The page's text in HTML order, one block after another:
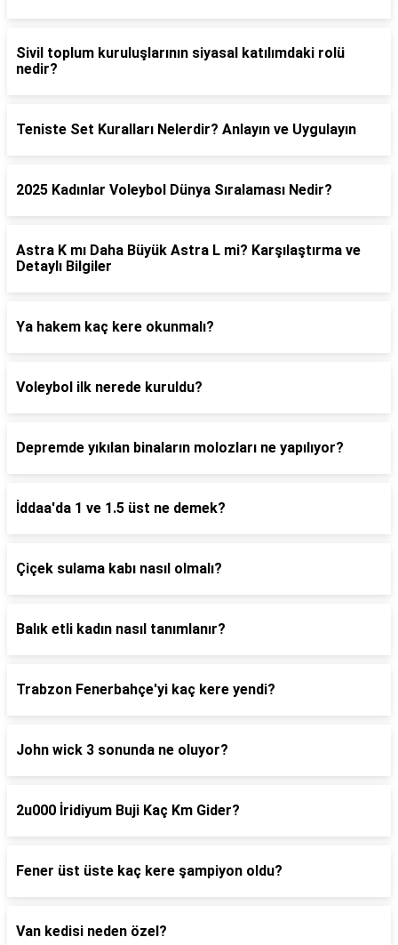
Sivil toplum kuruluşlarının siyasal katılımdaki rolü
nedir?
Teniste Set Kuralları Nelerdir? Anlayın ve Uygulayın
2025 Kadınlar Voleybol Dünya Sıralaması Nedir?
Astra K mı Daha Büyük Astra L mi? Karşılaştırma ve
Detaylı Bilgiler
Ya hakem kaç kere okunmalı?
Voleybol ilk nerede kuruldu?
Depremde yıkılan binaların molozları ne yapılıyor?
İddaa'da 1 ve 1.5 üst ne demek?
Çiçek sulama kabı nasıl olmalı?
Balık etli kadın nasıl tanımlanır?
Trabzon Fenerbahçe'yi kaç kere yendi?
John wick 3 sonunda ne oluyor?
2u000 İridiyum Buji Kaç Km Gider?
Fener üst üste kaç kere şampiyon oldu?
Van kedisi neden özel?